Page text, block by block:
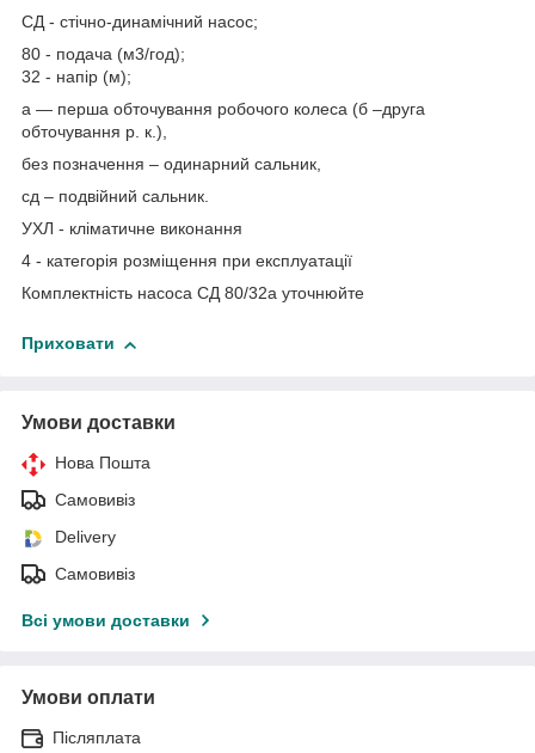
СД - стічно-динамічний насос;
80 - подача (м3/год);
32 - напір (м);
а — перша обточування робочого колеса (б –друга
обточування р. к.),
без позначення – одинарний сальник,
сд – подвійний сальник.
УХЛ - кліматичне виконання
4 - категорія розміщення при експлуатації
Комплектність насоса СД 80/32а уточнюйте
Приховати
Умови доставки
Нова Пошта
Самовивіз
Delivery
Самовивіз
Всі умови доставки
Умови оплати
Післяплата